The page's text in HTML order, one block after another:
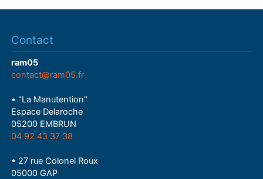
Contact
ram05
contact@ram05.fr
• "La Manutention"
Espace Delaroche
05200 EMBRUN
04 92 43 37 38
• 27 rue Colonel Roux
05000 GAP